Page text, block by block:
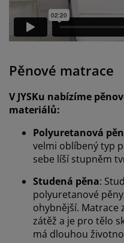
Pěnové matrace
V JYSKu nabízíme
materiálů:
Polyuretanová
velmi oblíbený typ
sebe líší stupněm
Studená pěna:
polyuretanové
ohybnější. Matrace
zátěž a je pro tělo
má dlouhou